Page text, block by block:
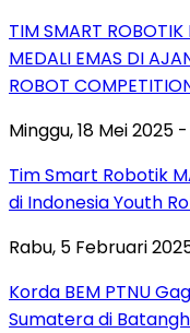
TIM SMART
MEDALI EMAS DI
ROBOT
Minggu, 18 Mei 2025 -
Tim Smart Robotik
di Indonesia Youth
Rabu, 5 Februari
Korda BEM PTNU
Sumatera di